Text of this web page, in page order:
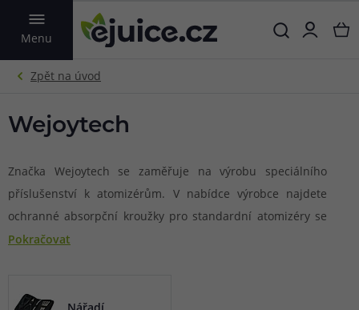
Menu
VYHLEDAT
Wejoytech
Značka Wejoytech se zaměřuje na výrobu speciálního
příslušenství k atomizérům. V nabídce výrobce najdete
ochranné absorpční kroužky pro standardní atomizéry se
závitem 510, které dokáží absorbovat nadbytečný e-liquid a
Pokračovat
Nářadí